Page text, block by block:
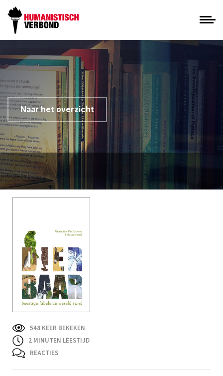
Naar het overzicht
548 KEER BEKEKEN
2 MINUTEN LEESTIJD
REACTIES